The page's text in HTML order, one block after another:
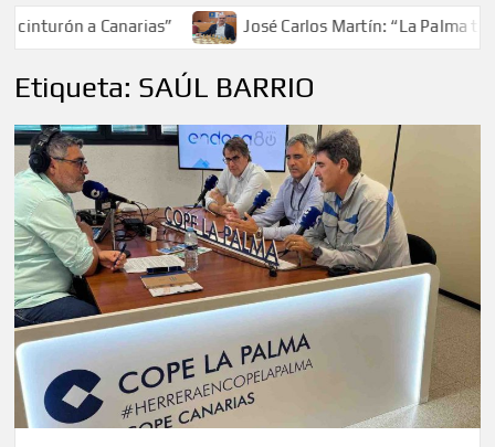
a Canarias” José Carlos Martín: “La Palma
Etiqueta: SAÚL BARRIO